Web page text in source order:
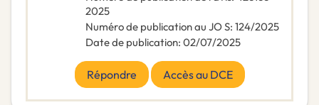
2025
Numéro de publication au JO S: 124/2025
Date de publication: 02/07/2025
Répondre Accès au DCE